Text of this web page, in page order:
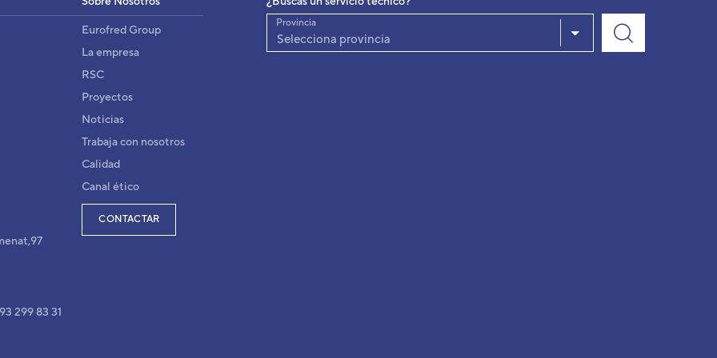
3IVF1102
AJY054LBLAH
8432884195749
Eurofred Group
La empresa
RSC
Proyectos
Noticias
Trabaja con nosotros
Calidad
Canal ético
299 83 31
CONTACTAR
Selecciona provincia
Provincia